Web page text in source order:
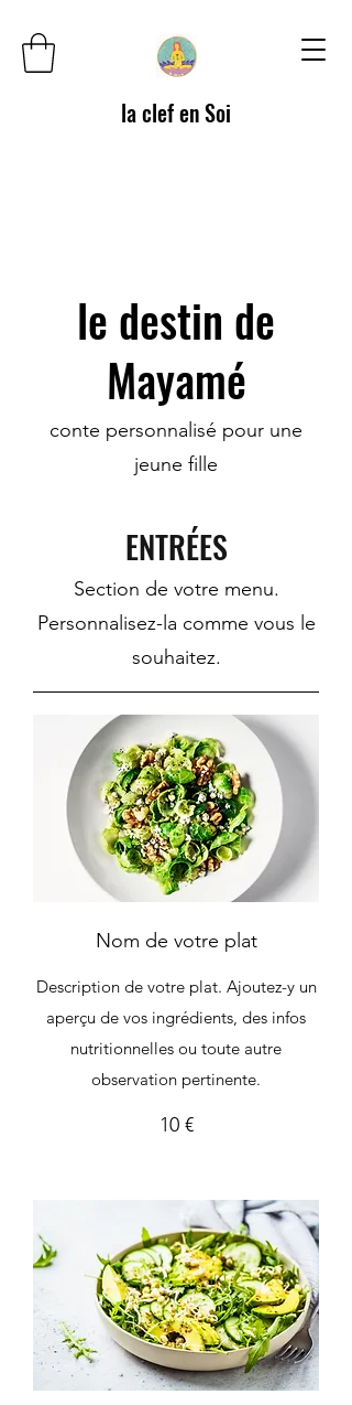
la clef en Soi
le destin de
Mayamé
conte personnalisé pour une
jeune fille
ENTRÉES
Section de votre menu.
Personnalisez-la comme vous le
souhaitez.
Nom de votre plat
Description de votre plat. Ajoutez-y un
aperçu de vos ingrédients, des infos
nutritionnelles ou toute autre
observation pertinente.
10 €